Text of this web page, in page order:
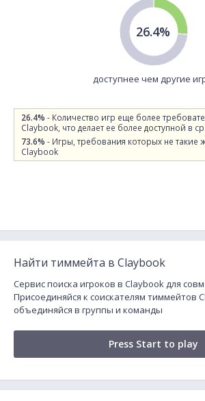
26.4%
доступнее чем другие
26.4% - Количество игр еще более
Claybook, что делает ее более доступной в
73.6% - Игры, требования которых не такие
Claybook
Найти тиммейта в Claybook
Сервис поиска игроков в Claybook для
Присоединяйся к соискателям тиммейтов
объединяйся в группы и команды
Press Start to play